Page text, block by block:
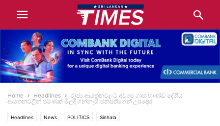
Home Headlines
රාජ්‍ය ආයතනවලට අවශ්‍ය ගෘහ භාණ්ඩ දේශීය
ආයතනවලින් පමණක් මිලදී ගන්නැයි ජනපතිගෙන් උපදෙස්
Headlines News POLITICS Sinhala